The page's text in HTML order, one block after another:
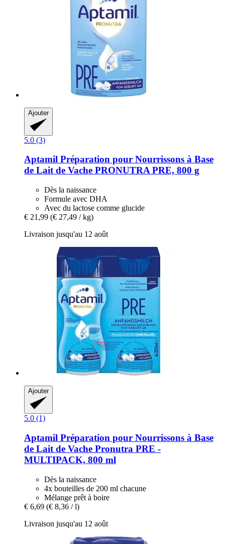
Ajouter
5.0 (3)
Aptamil Préparation pour Nourrissons à Base
de Lait de Vache PRONUTRA PRE, 800 g
Dès la naissance
Formule avec DHA
Avec du lactose comme glucide
€ 21,99 (€ 27,49 / kg)
Livraison jusqu'au 12 août
Ajouter
5.0 (1)
Aptamil Préparation pour Nourrissons à Base
de Lait de Vache Pronutra PRE -​
MULTIPACK, 800 ml
Dès la naissance
4x bouteilles de 200 ml chacune
Mélange prêt à boire
€ 6,69 (€ 8,36 / l)
Livraison jusqu'au 12 août